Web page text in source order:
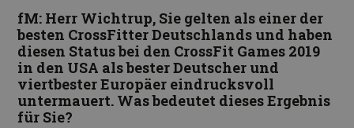
fM: Herr Wichtrup, Sie gelten als einer der
besten CrossFitter Deutschlands und haben
diesen Status bei den CrossFit Games 2019
in den USA als bester Deutscher und
viertbester Europäer eindrucksvoll
untermauert. Wasbedeutet dieses Ergebnis
für Sie?